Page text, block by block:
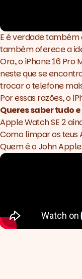
E é verdade também
também oferece a
Ora, o iPhone 16
neste que se
trocar o telefone
Por essas razões, o
Queres saber tudo
Apple Watch SE 2
Como limpar os teus
Quem é o John